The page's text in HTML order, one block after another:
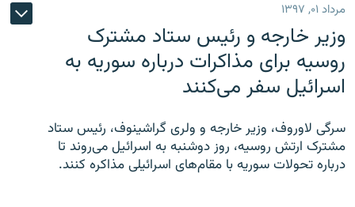
مرداد ۰۱, ۱۳۹۷
وزیر خارجه و رئیس‌ ستاد مشترک
روسیه برای مذاکرات درباره سوریه به
اسرائیل سفر می‌کنند
سرگی لاوروف، وزیر خارجه و ولری گراشینوف، رئیس ستاد
مشترک ارتش روسیه، روز دوشنبه به اسرائیل می‌روند تا
درباره تحولات سوریه با مقام‌های اسرائیلی مذاکره کنند.